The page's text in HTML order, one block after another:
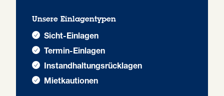
Unsere Einlagentypen
Sicht-Einlagen
Termin-Einlagen
Instandhaltungsrücklagen
Mietkautionen